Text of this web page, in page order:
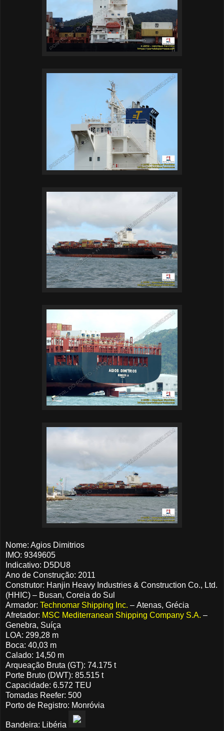
Nome: Agios Dimitrios
IMO: 9349605
Indicativo: D5DU8
Ano de Construção: 2011
Construtor: Hanjin Heavy Industries & Construction Co., Ltd.
(HHIC) – Busan, Coreia do Sul
Armador: Technomar Shipping Inc. – Atenas, Grécia
Afretador: MSC Mediterranean Shipping Company S.A. –
Genebra, Suíça
LOA: 299,28 m
Boca: 40,03 m
Calado: 14,50 m
Arqueação Bruta (GT): 74.175 t
Porte Bruto (DWT): 85.515 t
Capacidade: 6.572 TEU
Tomadas Reefer: 500
Porto de Registro: Monróvia
Bandeira: Libéria